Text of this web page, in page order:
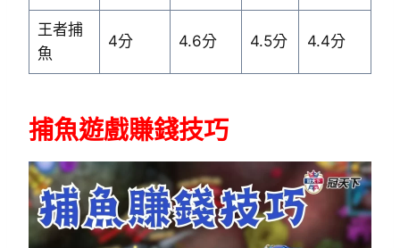
王者捕
魚
4分 4.6分 4.5分 4.4分
捕魚遊戲賺錢技巧